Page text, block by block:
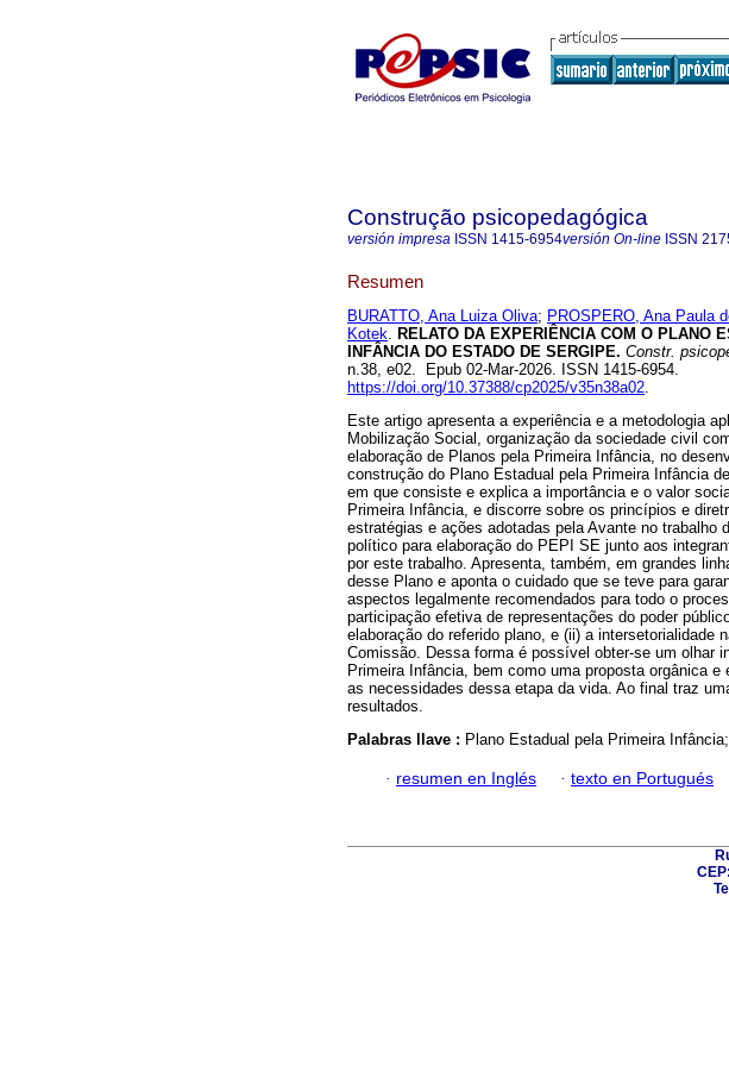
Construção psicopedagógica
versión impresa ISSN 1415-6954versión On-line ISSN
Resumen
BURATTO, Ana Luiza Oliva; PROSPERO, Ana Paula
Kotek. RELATO DA EXPERIÊNCIA COM O PLANO
INFÂNCIA DO ESTADO DE SERGIPE. Constr.
n.38, e02. Epub 02-Mar-2026. ISSN 1415-6954.
https://doi.org/10.37388/cp2025/v35n38a02.
Este artigo apresenta a experiência e a metodologia
Mobilização Social, organização da sociedade civil
elaboração de Planos pela Primeira Infância, no
construção do Plano Estadual pela Primeira Infância
em que consiste e explica a importância e o valor
Primeira Infância, e discorre sobre os princípios e
estratégias e ações adotadas pela Avante no trabalho
político para elaboração do PEPI SE junto aos
por este trabalho. Apresenta, também, em grandes
desse Plano e aponta o cuidado que se teve para
aspectos legalmente recomendados para todo o
participação efetiva de representações do poder
elaboração do referido plano, e (ii) a intersetorialidade
Comissão. Dessa forma é possível obter-se um olhar
Primeira Infância, bem como uma proposta orgânica
as necessidades dessa etapa da vida. Ao final traz
resultados.
Palabras llave : Plano Estadual pela Primeira
· resumen en Inglés · texto en Portugués